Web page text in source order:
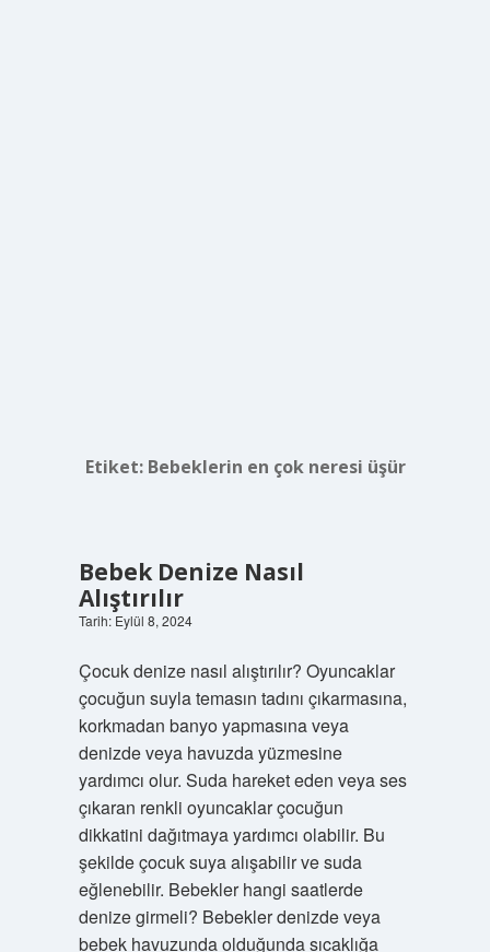
Etiket: Bebeklerin en çok neresi üşür
Bebek Denize Nasıl
Alıştırılır
Tarih: Eylül 8, 2024
Çocuk denize nasıl alıştırılır? Oyuncaklar
çocuğun suyla temasın tadını çıkarmasına,
korkmadan banyo yapmasına veya
denizde veya havuzda yüzmesine
yardımcı olur. Suda hareket eden veya ses
çıkaran renkli oyuncaklar çocuğun
dikkatini dağıtmaya yardımcı olabilir. Bu
şekilde çocuk suya alışabilir ve suda
eğlenebilir. Bebekler hangi saatlerde
denize girmeli? Bebekler denizde veya
bebek havuzunda olduğunda sıcaklığa